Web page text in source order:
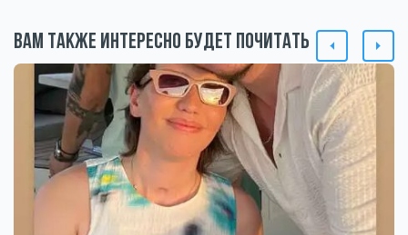
Вам также интересно будет почитать